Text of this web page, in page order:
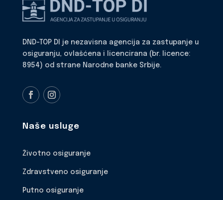
DND-TOP DI je nezavisna agencija za zastupanje u
osiguranju, ovlašćena i licencirana (br. licence:
8954) od strane Narodne banke Srbije.
Naše usluge
Životno osiguranje
Zdravstveno osiguranje
Putno osiguranje